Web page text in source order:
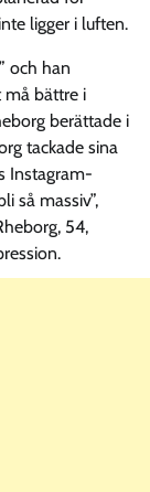
ligger i luften.
och han
bättre i
berättade i
tackade sina
Instagram-
så massiv”,
54,